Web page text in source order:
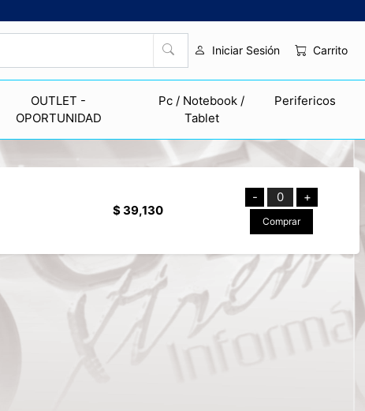
Iniciar Sesión Carrito
OUTLET -
OPORTUNIDAD
Pc / Notebook /
Tablet
Perifericos
$ 39,130
- 0 +
Comprar